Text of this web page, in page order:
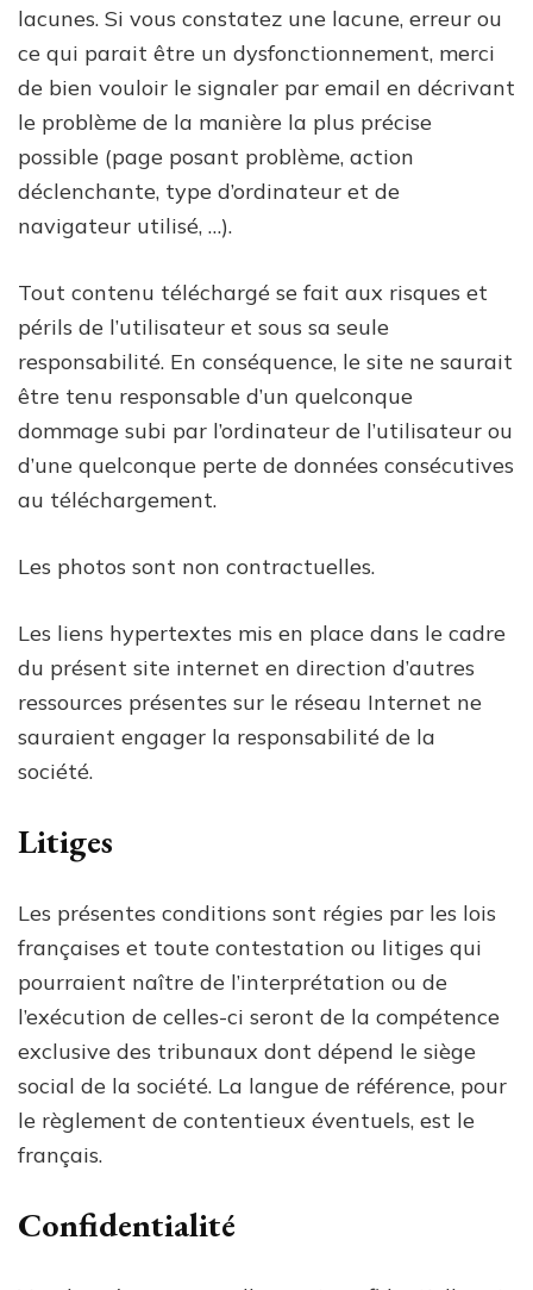
lacunes. Si vous constatez une lacune, erreur ou
ce qui parait être un dysfonctionnement, merci
de bien vouloir le signaler par email en décrivant
le problème de la manière la plus précise
possible (page posant problème, action
déclenchante, type d’ordinateur et de
navigateur utilisé, …).
Tout contenu téléchargé se fait aux risques et
périls de l’utilisateur et sous sa seule
responsabilité. En conséquence, le site ne saurait
être tenu responsable d’un quelconque
dommage subi par l’ordinateur de l’utilisateur ou
d’une quelconque perte de données consécutives
au téléchargement.
Les photos sont non contractuelles.
Les liens hypertextes mis en place dans le cadre
du présent site internet en direction d’autres
ressources présentes sur le réseau Internet ne
sauraient engager la responsabilité de la
société.
Litiges
Les présentes conditions sont régies par les lois
françaises et toute contestation ou litiges qui
pourraient naître de l’interprétation ou de
l’exécution de celles-ci seront de la compétence
exclusive des tribunaux dont dépend le siège
social de la société. La langue de référence, pour
le règlement de contentieux éventuels, est le
français.
Confidentialité